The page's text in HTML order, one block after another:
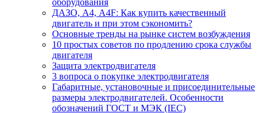
оборудования
ДАЗО, А4, А4F: Как купить качественный
двигатель и при этом сэкономить?
Основные тренды на рынке систем возбуждения
10 простых советов по продлению срока службы
двигателя
Защита электродвигателя
3 вопроса о покупке электродвигателя
Габаритные, установочные и присоединительные
размеры электродвигателей. Особенности
обозначений ГОСТ и МЭК (IEC)